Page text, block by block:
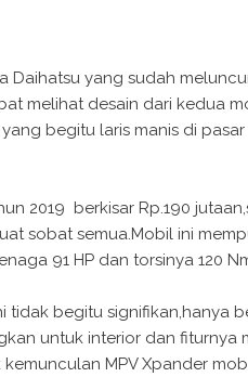
Daihatsu yang sudah
melihat desain dari kedua
begitu laris manis di
2019 berkisar Rp.190
sobat semua.Mobil ini
91 HP dan torsinya 120
tidak begitu signifikan,hanya
untuk interior dan fiturnya
MPV Xpander